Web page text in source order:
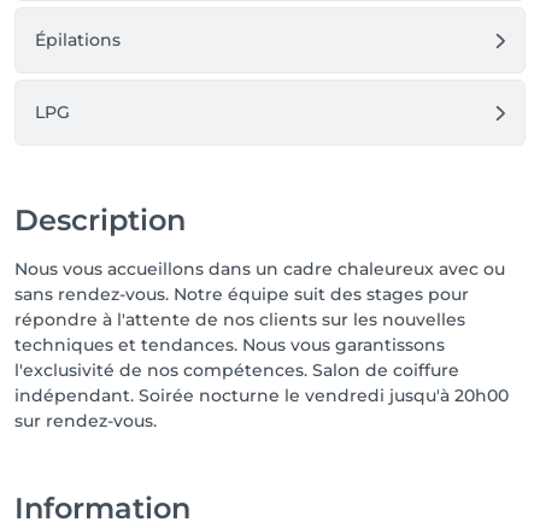
Épilations
LPG
Description
Nous vous accueillons dans un cadre chaleureux avec ou
sans rendez-vous. Notre équipe suit des stages pour
répondre à l'attente de nos clients sur les nouvelles
techniques et tendances. Nous vous garantissons
l'exclusivité de nos compétences. Salon de coiffure
indépendant. Soirée nocturne le vendredi jusqu'à 20h00
sur rendez-vous.
Information